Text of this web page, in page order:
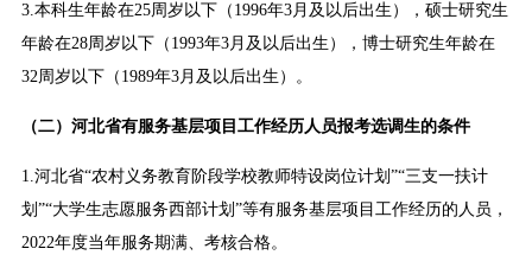
3.本科生年龄在25周岁以下（1996年3月及以后出生），硕士研究生
年龄在28周岁以下（1993年3月及以后出生），博士研究生年龄在
32周岁以下（1989年3月及以后出生）。
（二）河北省有服务基层项目工作经历人员报考选调生的条件
1.河北省“农村义务教育阶段学校教师特设岗位计划”“三支一扶计
划”“大学生志愿服务西部计划”等有服务基层项目工作经历的人员，
2022年度当年服务期满、考核合格。